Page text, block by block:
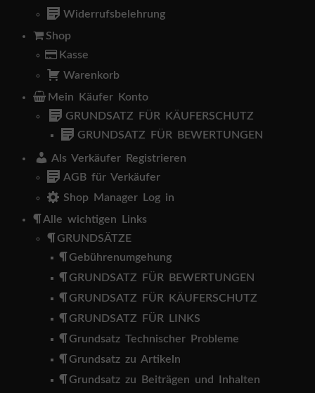
Widerrufsbelehrung
Shop
Kasse
Warenkorb
Mein Käufer Konto
GRUNDSATZ FÜR KÄUFERSCHUTZ
GRUNDSATZ FÜR BEWERTUNGEN
Als Verkäufer Registrieren
AGB für Verkäufer
Shop Manager Log in
Alle wichtigen Links
GRUNDSÄTZE
Gebührenumgehung
GRUNDSATZ FÜR BEWERTUNGEN
GRUNDSATZ FÜR KÄUFERSCHUTZ
GRUNDSATZ FÜR LINKS
Grundsatz Technischer Probleme
Grundsatz zu Artikeln
Grundsatz zu Beiträgen und Inhalten